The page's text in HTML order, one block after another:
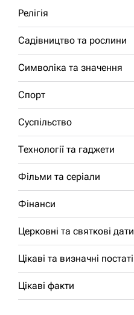
Релігія
Садівництво та рослини
Символіка та значення
Спорт
Суспільство
Технології та гаджети
Фільми та серіали
Фінанси
Церковні та святкові дати
Цікаві та визначні постаті
Цікаві факти